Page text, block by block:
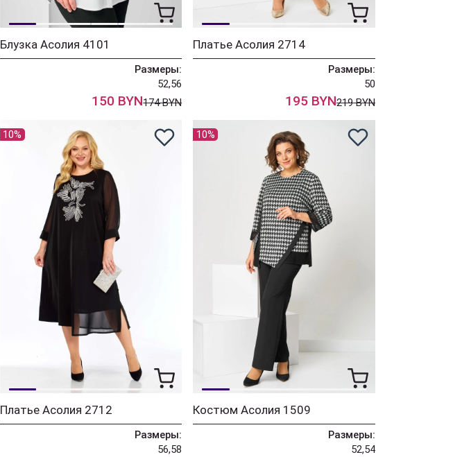
Блузка Асолия 4101
Размеры:
52,56
150 BYN174 BYN
Платье Асолия 2714
Размеры:
50
195 BYN219 BYN
10%
Платье Асолия 2712
Размеры:
56,58
10%
Костюм Асолия 1509
Размеры:
52,54